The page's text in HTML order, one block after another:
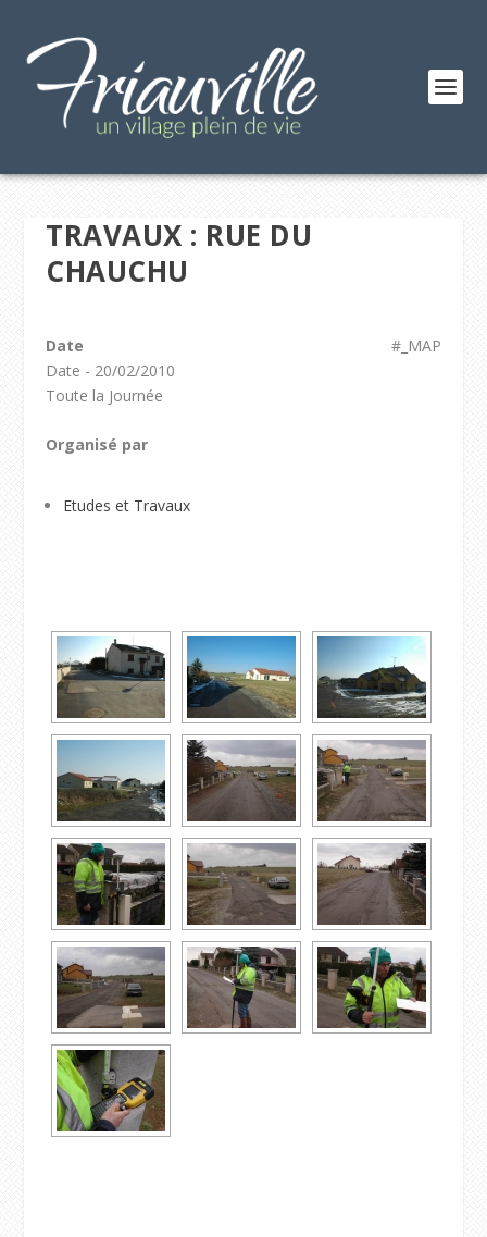
TRAVAUX : RUE DU
CHAUCHU
#_MAP
Date
Date - 20/02/2010
Toute la Journée
Organisé par
Etudes et Travaux